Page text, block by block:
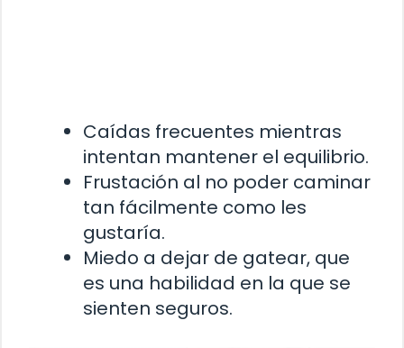
Caídas frecuentes mientras
intentan mantener el equilibrio.
Frustación al no poder caminar
tan fácilmente como les
gustaría.
Miedo a dejar de gatear, que
es una habilidad en la que se
sienten seguros.